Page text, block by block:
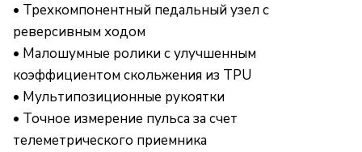
• Трехкомпонентный педальный узел с
реверсивным ходом
• Малошумные ролики с улучшенным
коэффициентом скольжения из TPU
• Мультипозиционные рукоятки
• Точное измерение пульса за счет
телеметрического приемника